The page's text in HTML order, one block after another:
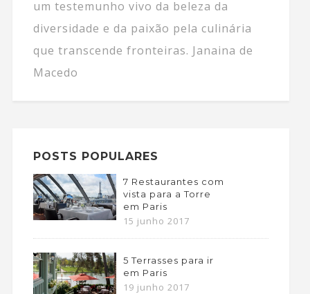
um testemunho vivo da beleza da
diversidade e da paixão pela culinária
que transcende fronteiras. Janaina de
Macedo
POSTS POPULARES
7 Restaurantes com
vista para a Torre
em Paris
15 junho 2017
5 Terrasses para ir
em Paris
19 junho 2017